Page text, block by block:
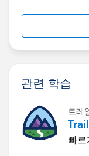
관련 학습
트레
빠